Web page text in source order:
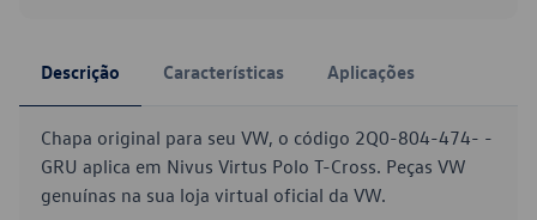
Descrição Características Aplicações
Chapa original para seu VW, o código 2Q0-804-474- -
GRU aplica em Nivus Virtus Polo T-Cross. Peças VW
genuínas na sua loja virtual oficial da VW.